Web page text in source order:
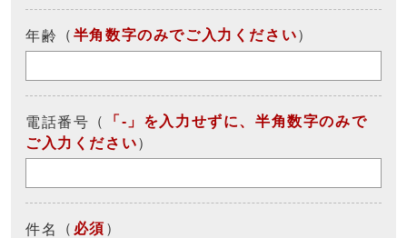
年齢 （ 半角数字のみでご入力ください）
電話番号 （
「-」を入力せずに、半角数字のみで
ご入力ください）
件名 （ 必須 ）